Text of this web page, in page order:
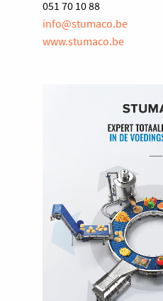
051 70 10 88
info@stumaco.be
www.stumaco.be